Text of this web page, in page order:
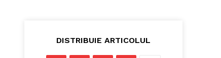
DISTRIBUIE ARTICOLUL